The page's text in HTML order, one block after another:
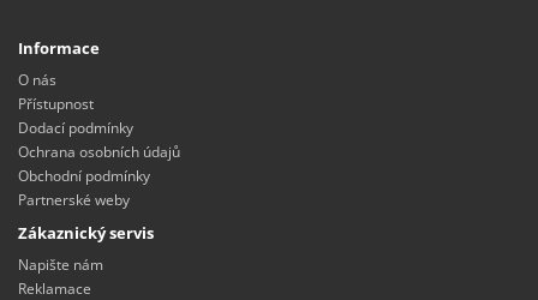
Informace
O nás
Přístupnost
Dodací podmínky
Ochrana osobních údajů
Obchodní podmínky
Partnerské weby
Zákaznický servis
Napište nám
Reklamace